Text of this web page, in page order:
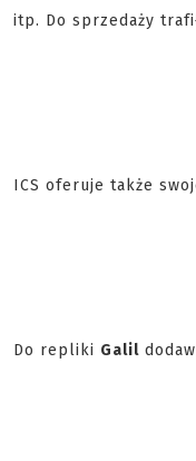
itp. Do sprzedaży
ICS oferuje także
Do repliki Galil